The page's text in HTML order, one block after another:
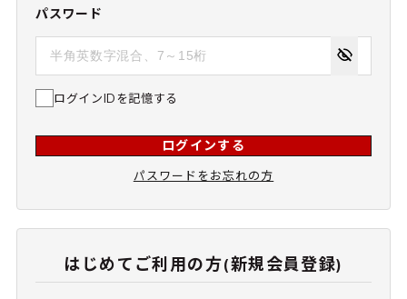
パスワード
ログインIDを記憶する
ログインする
パスワードをお忘れの方
はじめてご利用の方(新規会員登録)